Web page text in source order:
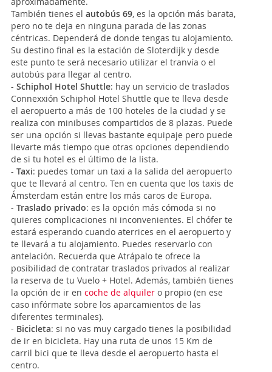
También tienes el autobús 69, es la opción más barata,
pero no te deja en ninguna parada de las zonas
céntricas. Dependerá de donde tengas tu alojamiento.
Su destino final es la estación de Sloterdijk y desde
este punto te será necesario utilizar el tranvía o el
autobús para llegar al centro.
- Schiphol Hotel Shuttle: hay un servicio de traslados
Connexxión Schiphol Hotel Shuttle que te lleva desde
el aeropuerto a más de 100 hoteles de la ciudad y se
realiza con minibuses compartidos de 8 plazas. Puede
ser una opción si llevas bastante equipaje pero puede
llevarte más tiempo que otras opciones dependiendo
de si tu hotel es el último de la lista.
- Taxi: puedes tomar un taxi a la salida del aeropuerto
que te llevará al centro. Ten en cuenta que los taxis de
Ámsterdam están entre los más caros de Europa.
- Traslado privado: es la opción más cómoda si no
quieres complicaciones ni inconvenientes. El chófer te
estará esperando cuando aterrices en el aeropuerto y
te llevará a tu alojamiento. Puedes reservarlo con
antelación. Recuerda que Atrápalo te ofrece la
posibilidad de contratar traslados privados al realizar
la reserva de tu Vuelo + Hotel. Además, también tienes
la opción de ir en coche de alquiler o propio (en ese
caso infórmate sobre los aparcamientos de las
diferentes terminales).
- Bicicleta: si no vas muy cargado tienes la posibilidad
de ir en bicicleta. Hay una ruta de unos 15 Km de
carril bici que te lleva desde el aeropuerto hasta el
centro.